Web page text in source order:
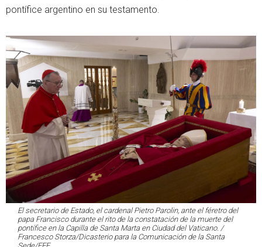
pontífice argentino en su testamento.
El secretario de Estado, el cardenal Pietro Parolin, ante el féretro del
papa Francisco durante el rito de la constatación de la muerte del
pontífice en la Capilla de Santa Marta en Ciudad del Vaticano. /
Francesco Storza/Dicasterio para la Comunicación de la Santa